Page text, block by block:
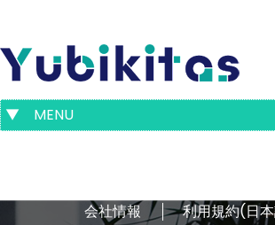
テ
ン
ツ
へ
ス
プ
▼ MENU
会社情報
利用規約(日